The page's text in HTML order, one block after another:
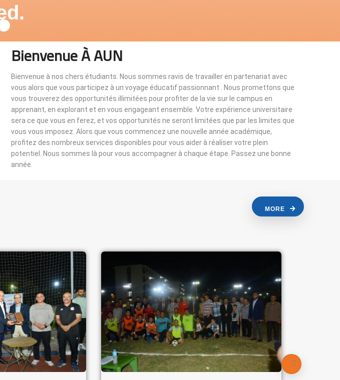
Bienvenue À AUN
Bienvenue à nos chers étudiants. Nous sommes ravis de travailler en partenariat avec
vous alors que vous participez à un voyage éducatif passionnant . Nous promettons que
vous trouverez des opportunités illimitées pour profiter de la vie sur le campus en
apprenant, en explorant et en vous engageant ensemble. Votre expérience universitaire
sera ce que vous en ferez, et vos opportunités ne seront limitées que par les limites que
vous vous imposez. Alors que vous commencez une nouvelle année académique,
profitez des nombreux services disponibles pour vous aider à réaliser votre plein
potentiel. Nous sommes là pour vous accompagner à chaque étape. Passez une bonne
année.
MORE